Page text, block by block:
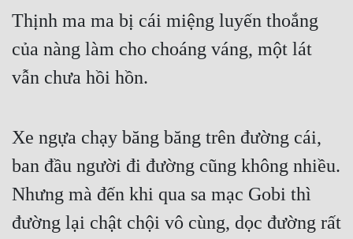
Thịnh ma ma bị cái miệng luyến thoắng
của nàng làm cho choáng váng, một lát
vẫn chưa hồi hồn.
Xe ngựa chạy băng băng trên đường cái,
ban đầu người đi đường cũng không nhiều.
Nhưng mà đến khi qua sa mạc Gobi thì
đường lại chật chội vô cùng, dọc đường rất